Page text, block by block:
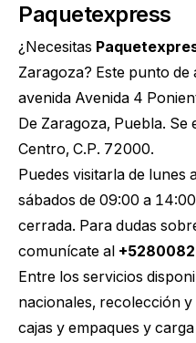
Paquetexpress
¿Necesitas
Zaragoza? Este punto
avenida Avenida 4
De Zaragoza, Puebla.
Centro, C.P. 72000.
Puedes visitarla de lunes
sábados de 09:00 a
cerrada. Para dudas
comunícate al
Entre los servicios
nacionales, recolección
cajas y empaques y